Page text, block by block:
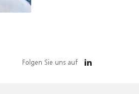
Folgen Sie uns auf